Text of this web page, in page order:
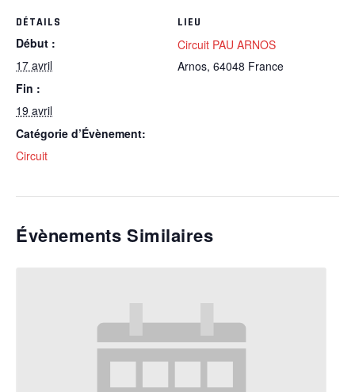
DÉTAILS
Début :
17 avril
Fin :
19 avril
Catégorie d’Évènement:
Circuit
LIEU
Circuit PAU ARNOS
Arnos, 64048 France
Évènements Similaires